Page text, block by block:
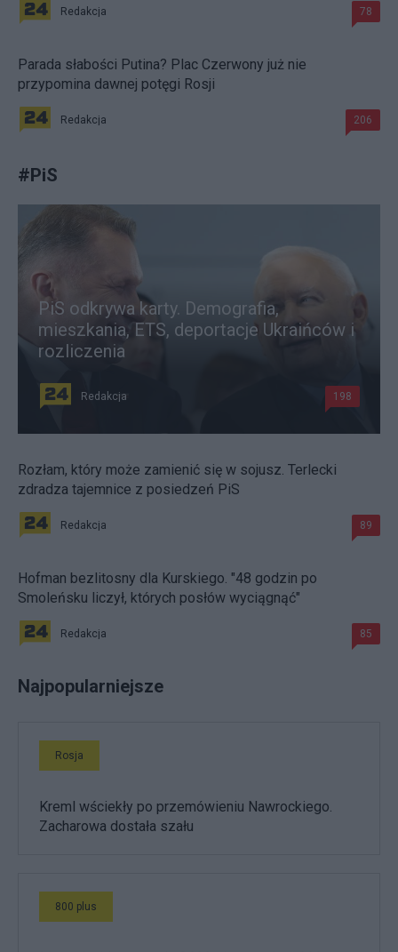
Redakcja 78
Parada słabości Putina? Plac Czerwony już nie
przypomina dawnej potęgi Rosji
Redakcja 206
#PiS
PiS odkrywa karty. Demografia,
mieszkania, ETS, deportacje Ukraińców i
rozliczenia
Redakcja 198
Rozłam, który może zamienić się w sojusz. Terlecki
zdradza tajemnice z posiedzeń PiS
Redakcja 89
Hofman bezlitosny dla Kurskiego. "48 godzin po
Smoleńsku liczył, których posłów wyciągnąć"
Redakcja 85
Najpopularniejsze
Rosja
Kreml wściekły po przemówieniu Nawrockiego.
Zacharowa dostała szału
800 plus